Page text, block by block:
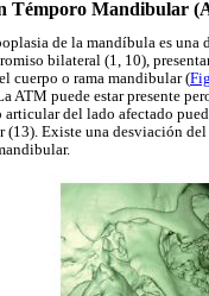
Témporo Mandibular
de la mandíbula es una
bilateral (1, 10),
cuerpo o rama mandibular (
ATM puede estar presente
del lado afectado
Existe una desviación